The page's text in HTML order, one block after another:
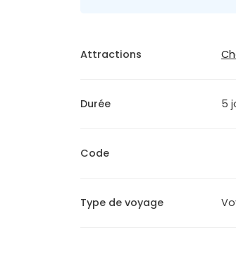
Attractions
Durée 5
Code
Type de voyage